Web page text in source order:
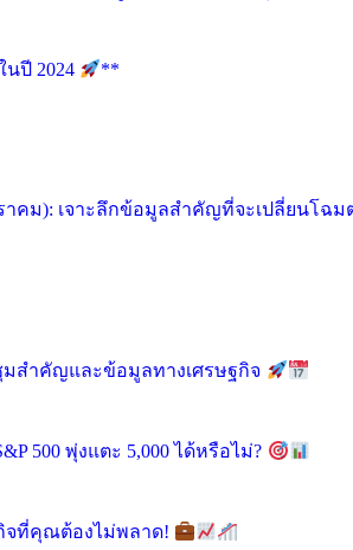
ปี 2024
**
คม): เจาะลึกข้อมูลสำคัญที่จะเปลี่ยนโฉม
สำคัญและข้อมูลทางเศรษฐกิจ
500 พุ่งแตะ 5,000 ได้หรือไม่?
จที่คุณต้องไม่พลาด!